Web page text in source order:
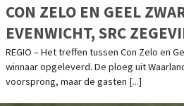
CON ZELO EN GEEL
EVENWICHT, SRC
REGIO – Het treffen tussen Con Zelo en
winnaar opgeleverd. De ploeg uit
voorsprong, maar de gasten [...]